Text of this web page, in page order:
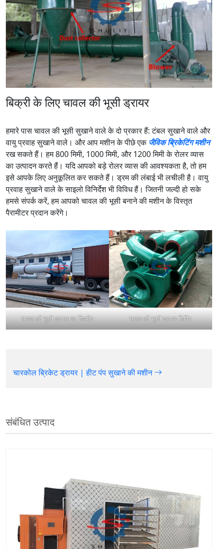
बिक्री के लिए चावल की भूसी ड्रायर
हमारे पास चावल की भूसी सुखाने वाले के दो प्रकार हैं: टंबल सुखाने वाले और
वायु प्रवाह सुखाने वाले। और आप मशीन के पीछे एक जैविक ब्रिकेटिंग मशीन
रख सकते हैं। हम 800 मिमी, 1000 मिमी, और 1200 मिमी के रोलर व्यास
का उत्पादन करते हैं। यदि आपको बड़े रोलर व्यास की आवश्यकता है, तो हम
इसे आपके लिए अनुकूलित कर सकते हैं। ड्रम की लंबाई भी लचीली है। वायु
प्रवाह सुखाने वाले के साइलो विनिर्देश भी विविध हैं। जितनी जल्दी हो सके
हमसे संपर्क करें, हम आपको चावल की भूसी बनाने की मशीन के विस्तृत
पैरामीटर प्रदान करेंगे।
चावल की भूसी ड्रायर का शिपमेंट चावल की भूसी ड्रायर शिपिंग
चारकोल ब्रिकेट ड्रायर | हीट पंप सुखाने की मशीन
संबंधित उत्पाद